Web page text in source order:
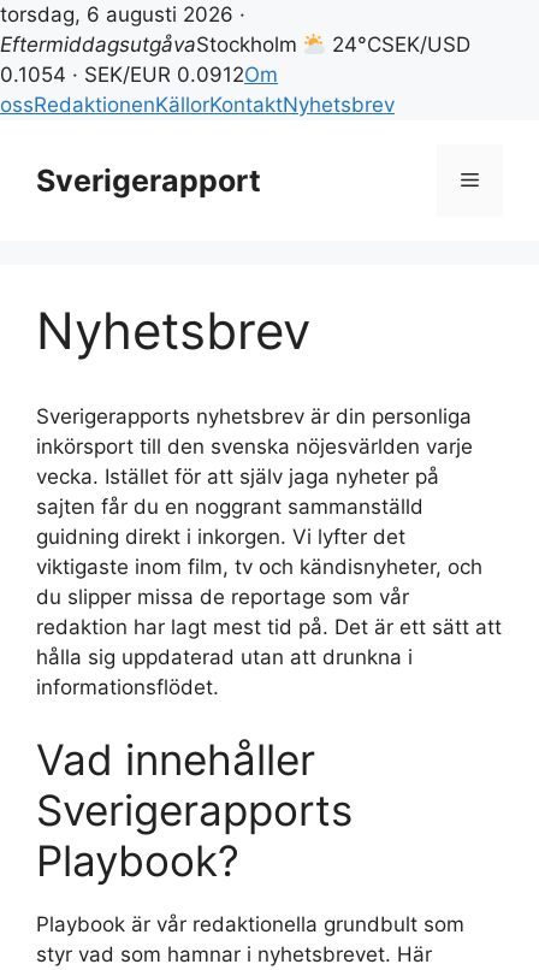
torsdag, 6 augusti 2026 ·
EftermiddagsutgåvaStockholm 24°CSEK/USD
0.1054 · SEK/EUR 0.0912Om
ossRedaktionenKällorKontaktNyhetsbrev
innehållSverigerapport Meny
Nyhetsbrev
Sverigerapports nyhetsbrev är din personliga
inkörsport till den svenska nöjesvärlden varje
vecka. Istället för att själv jaga nyheter på
sajten får du en noggrant sammanställd
guidning direkt i inkorgen. Vi lyfter det
viktigaste inom film, tv och kändisnyheter, och
du slipper missa de reportage som vår
redaktion har lagt mest tid på. Det är ett sätt att
hålla sig uppdaterad utan att drunkna i
informationsflödet.
Vad innehåller
Sverigerapports
Playbook?
Playbook är vår redaktionella grundbult som
styr vad som hamnar i nyhetsbrevet. Här